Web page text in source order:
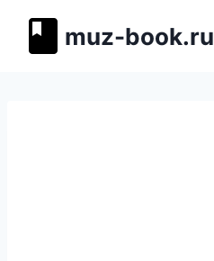
muz-book.ru